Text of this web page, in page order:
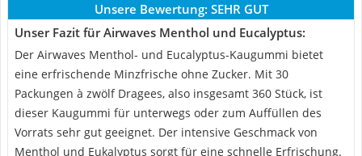
Unsere Bewertung: SEHR GUT
Unser Fazit für Airwaves Menthol und Eucalyptus:
Der Airwaves Menthol- und Eucalyptus-Kaugummi bietet
eine erfrischende Minzfrische ohne Zucker. Mit 30
Packungen à zwölf Dragees, also insgesamt 360 Stück, ist
dieser Kaugummi für unterwegs oder zum Auffüllen des
Vorrats sehr gut geeignet. Der intensive Geschmack von
Menthol und Eukalyptus sorgt für eine schnelle Erfrischung.